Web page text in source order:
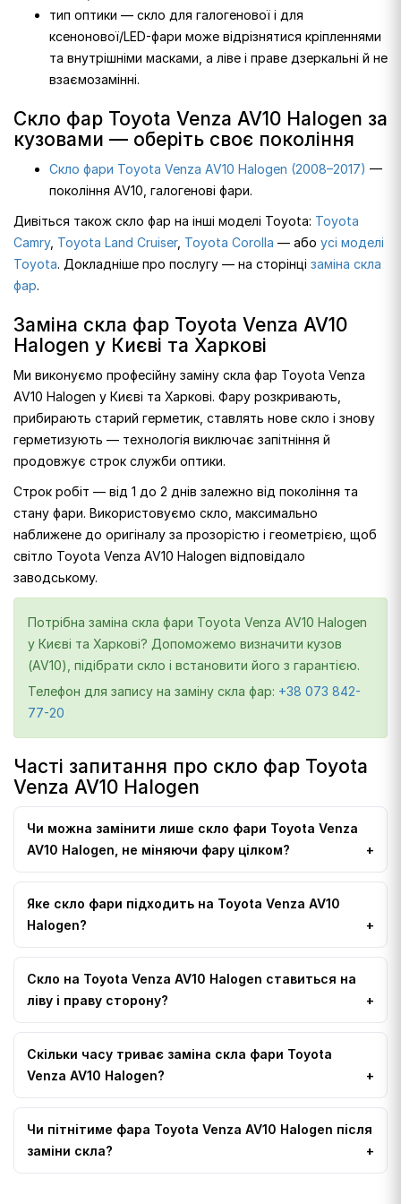
тип оптики — скло для галогенової і для
ксенонової/LED-фари може відрізнятися кріпленнями
та внутрішніми масками, а ліве і праве дзеркальні й не
взаємозамінні.
Скло фар Toyota Venza AV10 Halogen за
кузовами — оберіть своє покоління
Скло фари Toyota Venza AV10 Halogen (2008–2017) —
покоління AV10, галогенові фари.
Дивіться також скло фар на інші моделі Toyota: Toyota
Camry, Toyota Land Cruiser, Toyota Corolla — або усі моделі
Toyota. Докладніше про послугу — на сторінці заміна скла
фар.
Заміна скла фар Toyota Venza AV10
Halogen у Києві та Харкові
Ми виконуємо професійну заміну скла фар Toyota Venza
AV10 Halogen у Києві та Харкові. Фару розкривають,
прибирають старий герметик, ставлять нове скло і знову
герметизують — технологія виключає запітніння й
продовжує строк служби оптики.
Строк робіт — від 1 до 2 днів залежно від покоління та
стану фари. Використовуємо скло, максимально
наближене до оригіналу за прозорістю і геометрією, щоб
світло Toyota Venza AV10 Halogen відповідало
заводському.
Потрібна заміна скла фари Toyota Venza AV10 Halogen
у Києві та Харкові? Допоможемо визначити кузов
(AV10), підібрати скло і встановити його з гарантією.
Телефон для запису на заміну скла фар: +38 073 842-
77-20
Часті запитання про скло фар Toyota
Venza AV10 Halogen
Чи можна замінити лише скло фари Toyota Venza
AV10 Halogen, не міняючи фару цілком?
Яке скло фари підходить на Toyota Venza AV10
Halogen?
Скло на Toyota Venza AV10 Halogen ставиться на
ліву і праву сторону?
Скільки часу триває заміна скла фари Toyota
Venza AV10 Halogen?
Чи пітнітиме фара Toyota Venza AV10 Halogen після
заміни скла?